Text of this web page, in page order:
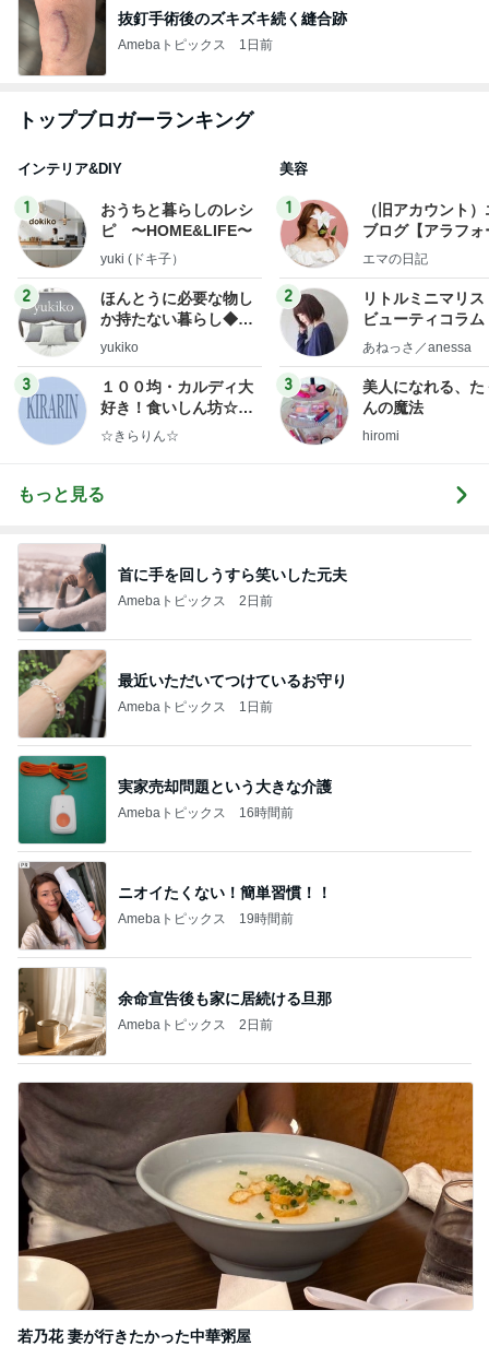
抜釘手術後のズキズキ続く縫合跡
Amebaトピックス 1日前
トップブロガーランキング
インテリア&DIY
1
おうちと暮らしのレシ
ピ 〜HOME&LIFE〜
yuki (ドキ子）
2
ほんとうに必要な物し
か持たない暮らし◆Ke
ep Life Simple◆〜イ
yukiko
3
１００均・カルディ大
好き！食いしん坊☆き
らりん☆のブログ
☆きらりん☆
美容
1
（旧アカウント
ブログ【アラフォ
社売却セカンドラ
エマの日記
2
リトルミニマリス
ビューティコラ
little
あねっさ／anessa
3
美人になれる、た
んの魔法
hiromi
もっと見る
首に手を回しうすら笑いした元夫
Amebaトピックス 2日前
最近いただいてつけているお守り
Amebaトピックス 1日前
実家売却問題という大きな介護
Amebaトピックス 16時間前
ニオイたくない！簡単習慣！！
Amebaトピックス 19時間前
余命宣告後も家に居続ける旦那
Amebaトピックス 2日前
若乃花 妻が行きたかった中華粥屋